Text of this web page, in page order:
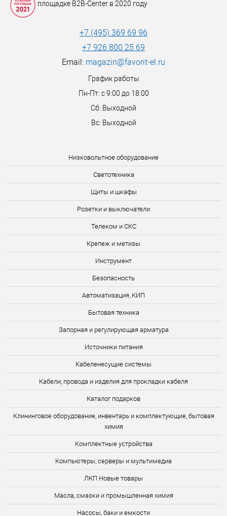
Низковольтное оборудование
Светотехника
Щиты и шкафы
Розетки и выключатели
Телеком и СКС
Крепеж и метизы
Инструмент
Безопасность
Автоматизация, КИП
Бытовая техника
Запорная и регулирующая арматура
Источники питания
Кабеленесущие системы
Кабели, провода и изделия для прокладки кабеля
Каталог подарков
Клининговое оборудование, инвентарь и комплектующие, бытовая
химия
Комплектные устройства
Компьютеры, серверы и мультимедиа
ЛКП Новые товары
Масла, смазки и промышленная химия
Насосы, баки и емкости
площадке B2B-Center в 2020 году
+7 (495) 369 69 96
+7 926 800 25 69
Email: magazin@favorit-el.ru
График работы
Пн-Пт: с 9:00 до 18:00
Сб: Выходной
Вс: Выходной